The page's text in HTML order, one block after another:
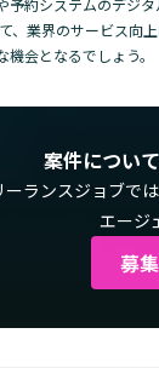
予約システムのデジ
、業界のサービス向
会となるでしょう。
案件につい
ーランスジョブでは
エージ
募